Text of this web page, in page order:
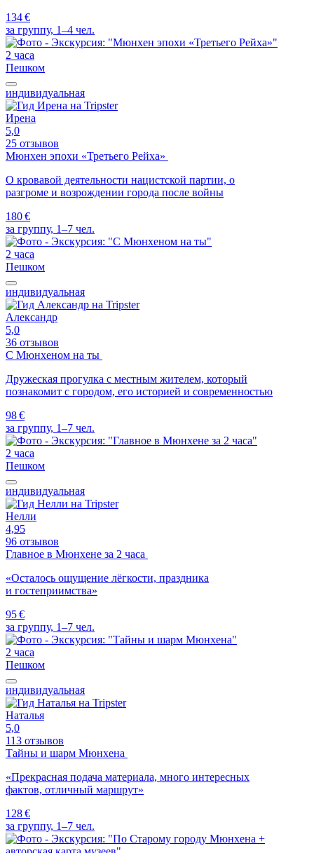
134 €
за группу, 1–4 чел.
2 часа
Пешком
индивидуальная
Ирена
5,0
25 отзывов
Мюнхен эпохи «Третьего Рейха»
О кровавой деятельности нацистской партии, о
разгроме и возрождении города после войны
180 €
за группу, 1–7 чел.
2 часа
Пешком
индивидуальная
Александр
5,0
36 отзывов
С Мюнхеном на ты
Дружеская прогулка с местным жителем, который
познакомит с городом, его историей и современностью
98 €
за группу, 1–7 чел.
2 часа
Пешком
индивидуальная
Нелли
4,95
96 отзывов
Главное в Мюнхене за 2 часа
«Осталось ощущение лёгкости, праздника
и гостеприимства»
95 €
за группу, 1–7 чел.
2 часа
Пешком
индивидуальная
Наталья
5,0
113 отзывов
Тайны и шарм Мюнхена
«Прекрасная подача материала, много интересных
фактов, отличный маршрут»
128 €
за группу, 1–7 чел.